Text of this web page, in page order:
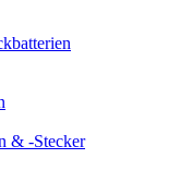
& -Stecker